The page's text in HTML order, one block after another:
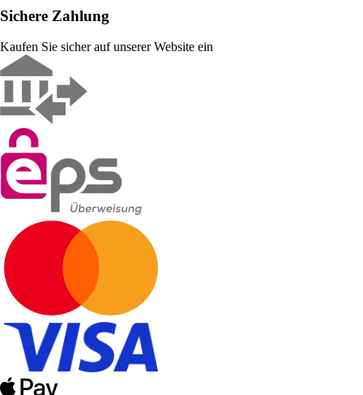
Sichere Zahlung
Kaufen Sie sicher auf unserer Website ein